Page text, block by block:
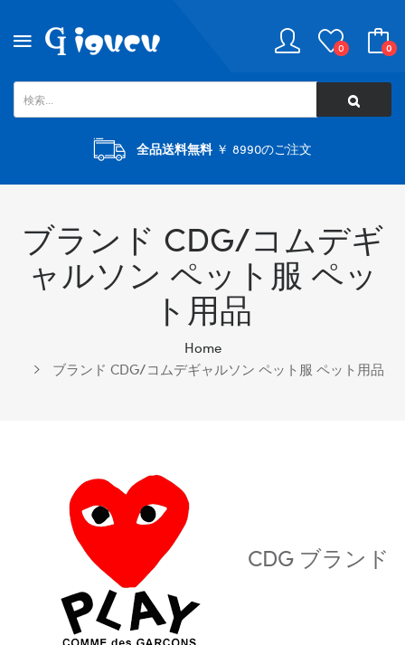
0 0
全品送料無料￥ 8990のご注文
ブランド CDG/コムデギ
ャルソン ペット服 ペッ
ト用品
Home
ブランド CDG/コムデギャルソン ペット服 ペット用品
CDG ブランド